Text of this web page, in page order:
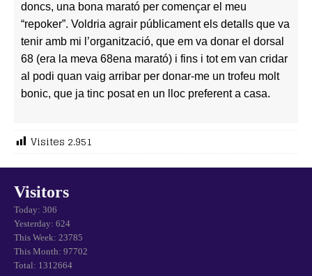
doncs, una bona marató per començar el meu
“repoker”. Voldria agrair públicament els detalls que va
tenir amb mi l’organització, que em va donar el dorsal
68 (era la meva 68ena marató) i fins i tot em van cridar
al podi quan vaig arribar per donar-me un trofeu molt
bonic, que ja tinc posat en un lloc preferent a casa.
Visites 2.951
Visitors
Today: 306
Yesterday: 624
This Week: 23785
This Month: 97702
Total: 1312664